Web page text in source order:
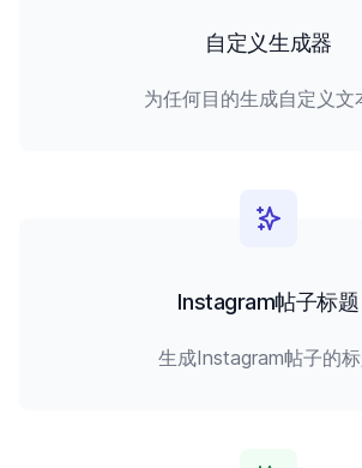
自定义生成器
为任何目的生成自定义文
Instagram帖子标题
生成Instagram帖子的